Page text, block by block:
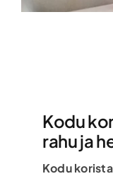
Kodu
rahu ja
Kodu